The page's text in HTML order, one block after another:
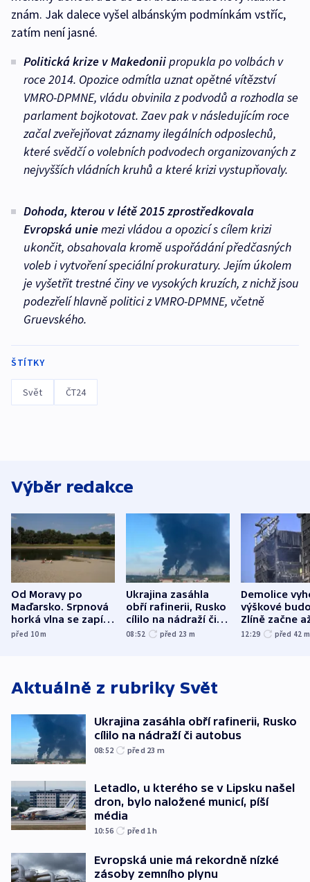
znám. Jak dalece vyšel albánským podmínkám vstříc,
zatím není jasné.
Politická krize v Makedoniipropukla po volbách v
roce 2014. Opozice odmítla uznat opětné vítězství
VMRO-DPMNE, vládu obvinila z podvodů a rozhodla se
parlament bojkotovat. Zaev pak v následujícím roce
začal zveřejňovat záznamy ilegálních odposlechů,
které svědčí o volebních podvodech organizovaných z
nejvyšších vládních kruhů a které krizi vystupňovaly.
Dohoda, kterou v létě 2015 zprostředkovala
Evropská uniemezi vládou a opozicí s cílem krizi
ukončit, obsahovala kromě uspořádání předčasných
voleb i vytvoření speciální prokuratury. Jejím úkolem
je vyšetřit trestné činy ve vysokých kruzích, z nichž jsou
podezřelí hlavně politici z VMRO-DPMNE, včetně
Gruevského.
ŠTÍTKY
Svět ČT24
Výběr redakce
Od Moravy po
Maďarsko. Srpnová
horká vlna se zapíše
do dějin
před 10m
Ukrajina zasáhla
obří rafinerii, Rusko
cílilo na nádraží či
autobus
08:52 před 23 m
Demolice
výškové
Zlíně začne
následujících
12:29 před 42 m
Aktuálně z rubriky Svět
Ukrajina zasáhla obří rafinerii, Rusko
cílilo na nádraží či autobus
08:52 před 23 m
Letadlo, u kterého se v Lipsku našel
dron, bylo naložené municí, píší
média
10:56 před 1h
Evropská unie má rekordně nízké
zásoby zemního plynu